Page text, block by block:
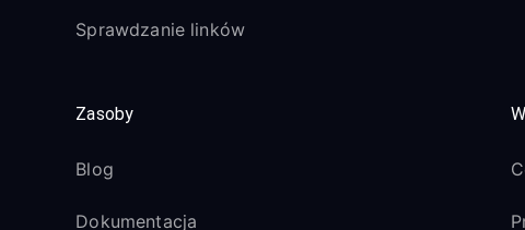
Sprawdzanie linków
Zasoby
Blog
Dokumentacja